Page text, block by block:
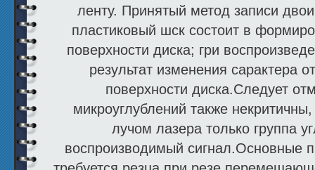
ленту. Принятый метод записи
пластиковый шск состоит в
поверхности диска; гри
результат изменения сарактера
поверхности диска.Следует
микроуглублений также
лучом лазера только группа
воспроизводимый сигнал.Основные